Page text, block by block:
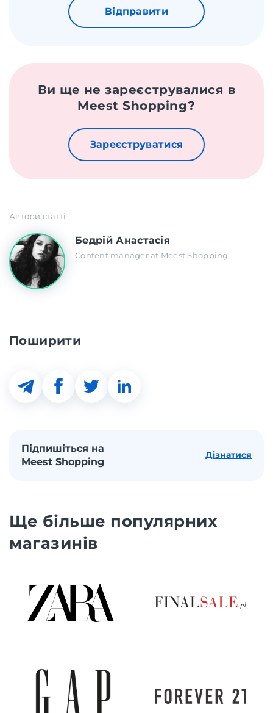
Відправити
Ви ще не зареєструвалися в
Meest Shopping?
Зареєструватися
Автори статті
Бедрій Анастасія
Content manager at Meest Shopping
Поширити
Підпишіться на
Meest Shopping
Дізнатися
Ще більше популярних
магазинів